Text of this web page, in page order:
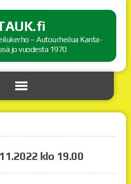
– Autourheilua Kanta-
jo vuodesta 1970
klo 19.00